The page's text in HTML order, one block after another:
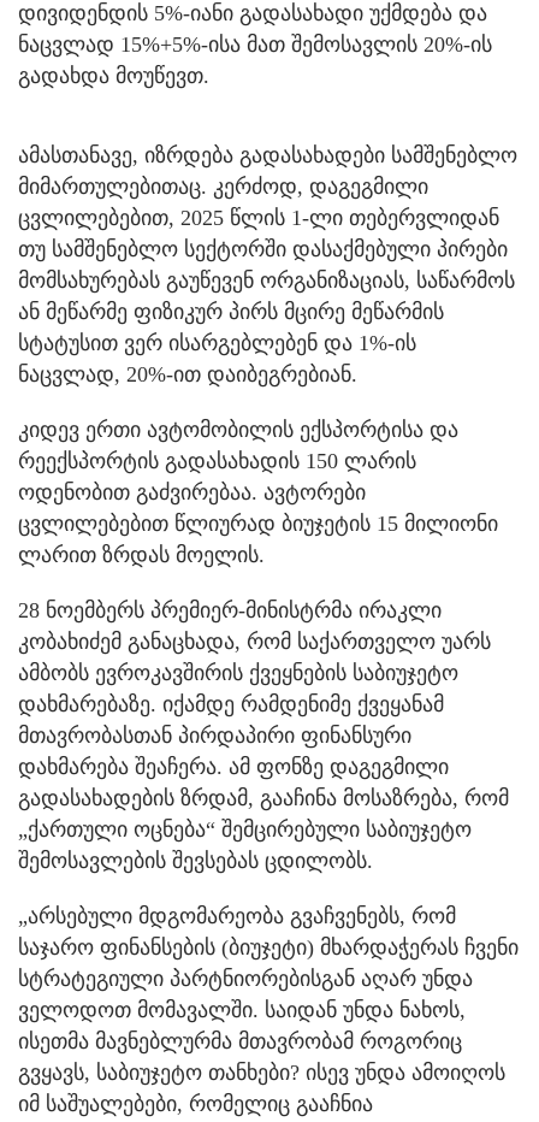
დივიდენდის 5%-იანი გადასახადი უქმდება და
ნაცვლად 15%+5%-ისა მათ შემოსავლის 20%-ის
გადახდა მოუწევთ.
ამასთანავე, იზრდება გადასახადები სამშენებლო
მიმართულებითაც. კერძოდ, დაგეგმილი
ცვლილებებით, 2025 წლის 1-ლი თებერვლიდან
თუ სამშენებლო სექტორში დასაქმებული პირები
მომსახურებას გაუწევენ ორგანიზაციას, საწარმოს
ან მეწარმე ფიზიკურ პირს მცირე მეწარმის
სტატუსით ვერ ისარგებლებენ და 1%-ის
ნაცვლად, 20%-ით დაიბეგრებიან.
კიდევ ერთი ავტომობილის ექსპორტისა და
რეექსპორტის გადასახადის 150 ლარის
ოდენობით გაძვირებაა. ავტორები
ცვლილებებით წლიურად ბიუჯეტის 15 მილიონი
ლარით ზრდას მოელის.
28 ნოემბერს პრემიერ-მინისტრმა ირაკლი
კობახიძემ განაცხადა, რომ საქართველო უარს
ამბობს ევროკავშირის ქვეყნების საბიუჯეტო
დახმარებაზე. იქამდე რამდენიმე ქვეყანამ
მთავრობასთან პირდაპირი ფინანსური
დახმარება შეაჩერა. ამ ფონზე დაგეგმილი
გადასახადების ზრდამ, გააჩინა მოსაზრება, რომ
„ქართული ოცნება“ შემცირებული საბიუჯეტო
შემოსავლების შევსებას ცდილობს.
„არსებული მდგომარეობა გვაჩვენებს, რომ
საჯარო ფინანსების (ბიუჯეტი) მხარდაჭერას ჩვენი
სტრატეგიული პარტნიორებისგან აღარ უნდა
ველოდოთ მომავალში. საიდან უნდა ნახოს,
ისეთმა მავნებლურმა მთავრობამ როგორიც
გვყავს, საბიუჯეტო თანხები? ისევ უნდა ამოიღოს
იმ საშუალებები, რომელიც გააჩნია